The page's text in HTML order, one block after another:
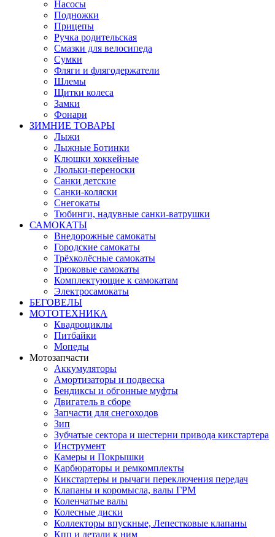
Насосы
Подножки
Прицепы
Ручка родительская
Смазки для велосипеда
Сумки
Фляги и флягодержатели
Шлемы
Щитки колеса
Замки
Фонари
ЗИМНИЕ ТОВАРЫ
Лыжи
Лыжные Ботинки
Клюшки хоккейные
Люльки-переноски
Санки детские
Санки-коляски
Снегокаты
Тюбинги, надувные санки-ватрушки
САМОКАТЫ
Внедорожные самокаты
Городские самокаты
Трёхколёсные самокаты
Трюковые самокаты
Комплектующие к самокатам
Электросамокаты
БЕГОВЕЛЫ
МОТОТЕХНИКА
Квадроциклы
Питбайки
Мопеды
Мотозапчасти
Аккумуляторы
Амортизаторы и подвеска
Бендиксы и обгонные муфты
Двигатель в сборе
Запчасти для снегоходов
Зип
Зубчатые сектора и шестерни привода кикстартера
Инструмент
Камеры и Покрышки
Карбюраторы и ремкомплекты
Кикстартеры и рычаги переключения передач
Клапаны и коромысла, валы ГРМ
Коленчатые валы
Колесные диски
Коллекторы впускные, Лепестковые клапаны
Кпп и детали к ним